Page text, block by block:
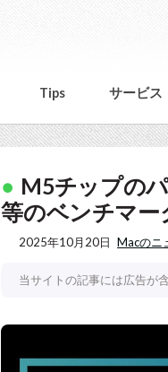
Tips サービス
M5チップの
等のベンチマ
2025年10月20日 Macのニ
当サイトの記事には広告が